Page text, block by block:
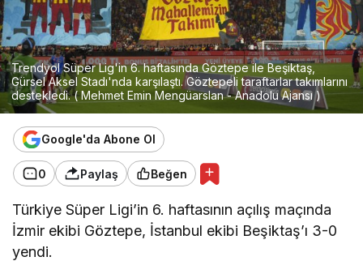
Trendyol Süper Lig'in 6. haftasında Göztepe ile Beşiktaş,
Gürsel Aksel Stadı'nda karşılaştı. Göztepeli taraftarlar takımlarını
destekledi. ( Mehmet Emin Mengüarslan - Anadolu Ajansı )
Google'da Abone Ol
0 Paylaş Beğen
Türkiye Süper Ligi’in 6. haftasının açılış maçında
İzmir ekibi Göztepe, İstanbul ekibi Beşiktaş’ı 3-0
yendi.